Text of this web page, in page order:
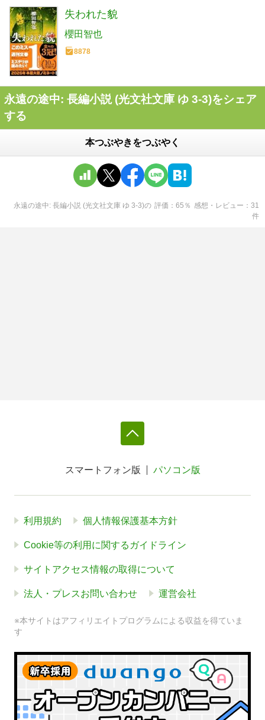
失われた貌
櫻田智也
8878
永遠の途中: 長編小説 (光文社文庫 ゆ 3-3)をシェア
する
本つぶやきをつぶやく
永遠の途中: 長編小説 (光文社文庫 ゆ 3-3)の 評価 65 ％ 感想・レビュー
31
件
スマートフォン版 パソコン版
利用規約 個人情報保護基本方針
Cookie等の利用に関するガイドライン
サイトアクセス情報の取得について
法人・プレスお問い合わせ 運営会社
※本サイトはアフィリエイトプログラムによる収益を得ていま
す